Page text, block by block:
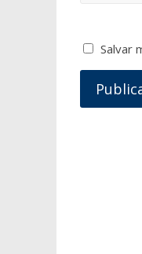
Salvar